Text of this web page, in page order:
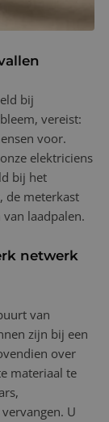
bij
vereist:
voor.
elektriciens
bij het
de meterkast
laadpalen.
netwerk
van
zijn bij een
over
materiaal te
U